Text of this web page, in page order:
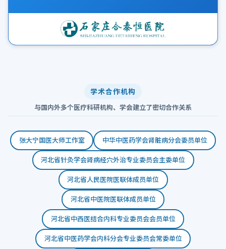
学术合作机构
与国内外多个医疗科研机构、学会建立了密切合作关系
张大宁国医大师工作室 中华中医药学会肾脏病分会委员单位
河北省针灸学会肾病经穴外治专业委员会主委单位
河北省人民医院医联体成员单位
河北省中医院医联体成员单位
河北省中西医结合内科专业委员会会员单位
河北省中医药学会内科分会专业委员会常委单位